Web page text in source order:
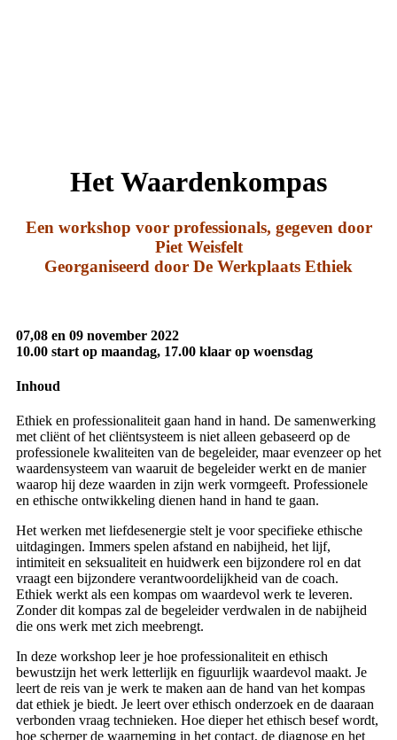
Het Waardenkompas
Een workshop voor professionals, gegeven door
Piet Weisfelt
Georganiseerd door De Werkplaats Ethiek
07,08 en 09 november 2022
10.00 start op maandag, 17.00 klaar op woensdag
Inhoud
Ethiek en professionaliteit gaan hand in hand. De samenwerking
met cliënt of het cliëntsysteem is niet alleen gebaseerd op de
professionele kwaliteiten van de begeleider, maar evenzeer op het
waardensysteem van waaruit de begeleider werkt en de manier
waarop hij deze waarden in zijn werk vormgeeft. Professionele
en ethische ontwikkeling dienen hand in hand te gaan.
Het werken met liefdesenergie stelt je voor specifieke ethische
uitdagingen. Immers spelen afstand en nabijheid, het lijf,
intimiteit en seksualiteit en huidwerk een bijzondere rol en dat
vraagt een bijzondere verantwoordelijkheid van de coach.
Ethiek werkt als een kompas om waardevol werk te leveren.
Zonder dit kompas zal de begeleider verdwalen in de nabijheid
die ons werk met zich meebrengt.
In deze workshop leer je hoe professionaliteit en ethisch
bewustzijn het werk letterlijk en figuurlijk waardevol maakt. Je
leert de reis van je werk te maken aan de hand van het kompas
dat ethiek je biedt. Je leert over ethisch onderzoek en de daaraan
verbonden vraag technieken. Hoe dieper het ethisch besef wordt,
hoe scherper de waarneming in het contact, de diagnose en het